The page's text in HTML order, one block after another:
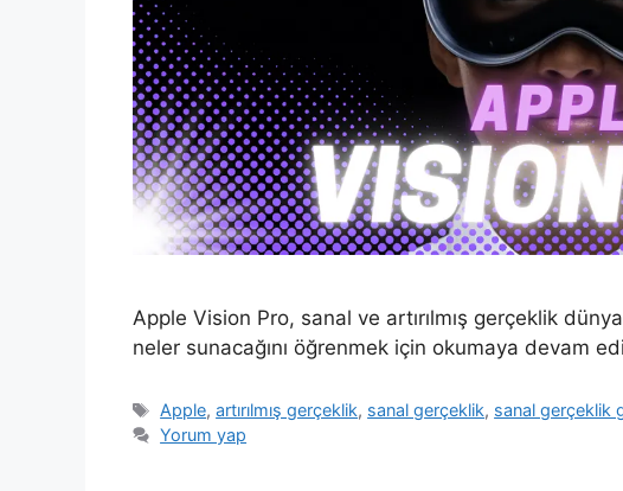
Apple Vision Pro, sanal ve artırılmış gerçeklik
neler sunacağını öğrenmek için okumaya devam
Etiketler
Apple,artırılmış gerçeklik, sanal gerçeklik, sanal gerçeklik
Yorum yap